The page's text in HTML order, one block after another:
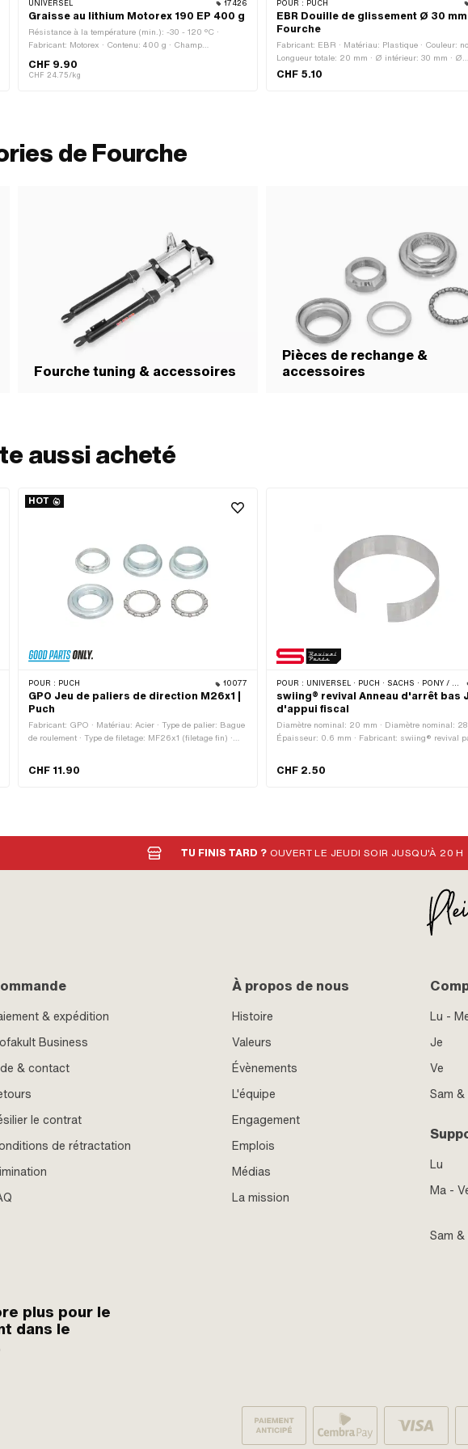
UNIVERSEL 17426
Graisse au lithium Motorex 190 EP 400 g
Résistance à la température (min.): -30 - 120 °C ·
Fabricant: Motorex · Contenu: 400 g · Champ
CHF 9.90
CHF 24.75/kg
POUR : PUCH
EBR Douille de glissement Ø 30 mm
Fourche
Fabricant: EBR · Matériau: Plastique · Couleur:
Longueur totale: 20 mm · Ø intérieur: 30 mm · Ø
extérieur: 34 mm
CHF 5.10
de Fourche
Fourche tuning & accessoires
Pièces de rechange &
accessoires
aussi acheté
HOT
POUR : PUCH 10077
GPO Jeu de paliers de direction M26x1 |
Puch
Fabricant: GPO · Matériau: Acier · Type de palier: Bague
de roulement · Type de filetage: MF26x1 (filetage fin) ·
CHF 11.90
POUR : UNIVERSEL · PUCH · SACHS · PONY / CILO (BÊTA 521 & 512) · PIAGGIO · ZÜNDAPP BELMONDO · TOMOS
swiing® revival Anneau d'arrêt bas
d'appui fiscal
Diamètre nominal: 20 mm · Diamètre nominal: 28
Épaisseur: 0.6 mm · Fabricant: swiing® revival
CHF 2.50
TU FINIS TARD ? OUVERT LE JEUDI SOIR JUSQU'À 20 H
& expédition
Business
& contact
le contrat
de rétractation
À propos de nous
Histoire
Valeurs
Évènements
L'équipe
Engagement
Emplois
Médias
La mission
Lu -
Je
Ve
Sam &
Lu
Ma -
Sam &
plus pour le
dans le